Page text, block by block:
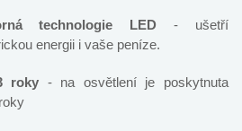
technologie LED - ušetří
energii i vaše peníze.
roky - na osvětlení je poskytnuta